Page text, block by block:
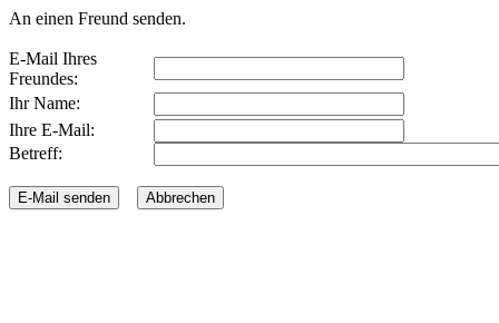
An einen Freund senden.
E-Mail Ihres
Freundes:
Ihr Name:
Ihre E-Mail:
Betreff: